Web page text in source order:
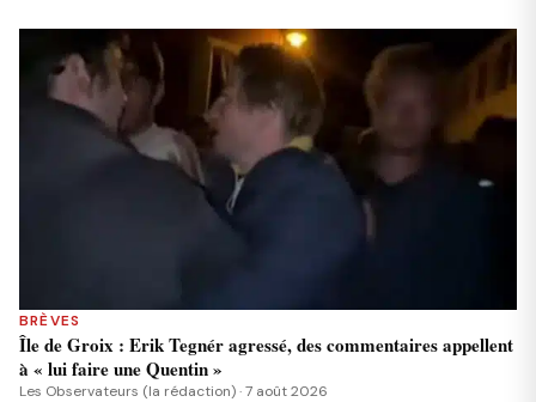
BRÈVES
Île de Groix : Erik Tegnér agressé, des commentaires appellent
à « lui faire une Quentin »
Les Observateurs (la rédaction) · 7 août 2026